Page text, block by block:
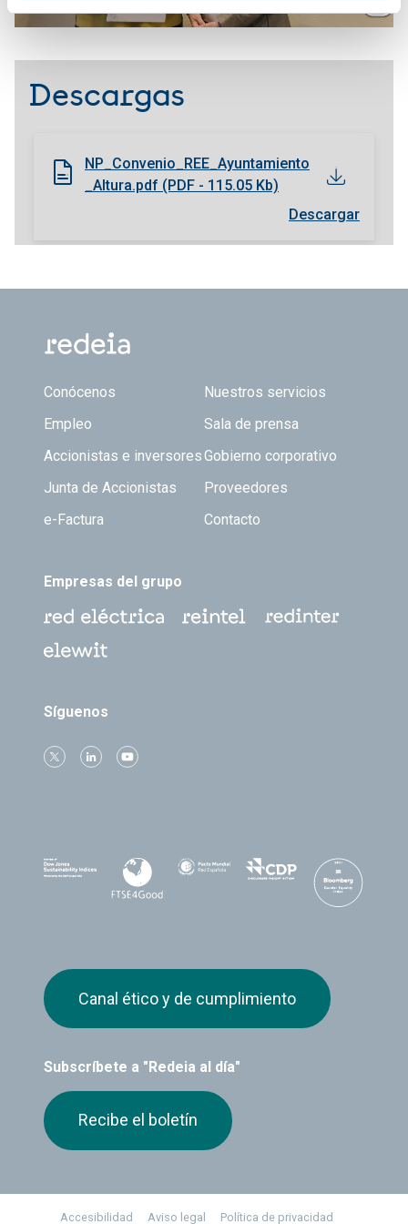
Descargas
NP_Convenio_REE_Ayuntamiento
_Altura.pdf (PDF - 115.05 Kb)
Descargar
Footer TOP
Conócenos
Nuestros servicios
Empleo
Sala de prensa
Accionistas e inversoresGobierno corporativo
Junta de Accionistas
Proveedores
e-Factura
Contacto
Empresas del grupo
Síguenos
Subscríbete a "Redeia al día"
Recibe el boletín
Canal ético y de cumplimiento
Footer
Accesibilidad Aviso legal Política de privacidad